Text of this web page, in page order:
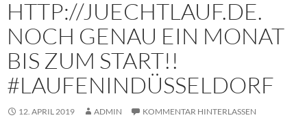
HTTP://JUECHTLAUF.DE.
NOCH GENAU EIN MONAT
BIS ZUM START!!
#LAUFENINDÜSSELDORF
12. APRIL 2019 ADMIN KOMMENTAR HINTERLASSEN